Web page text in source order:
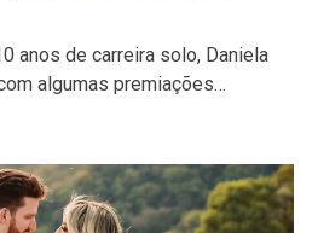
anos de carreira solo, Daniela
algumas premiações…